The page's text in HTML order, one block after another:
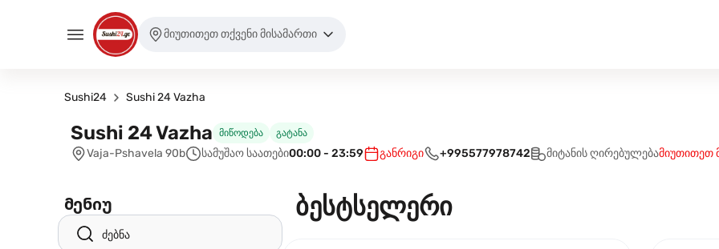
მიუთითეთ თქვენი მისამართი
Sushi24 Sushi 24 Vazha
Sushi 24 Vazha მიწოდება გატანა
Vaja-Pshavela 90b სამუშაო საათები00:00 - 23:59 განრიგი +995577978742 მიტანის ღირებულებამიუთითეთ
მენიუ ბესტსელერი